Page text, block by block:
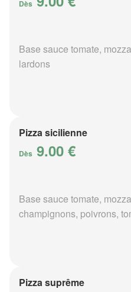
Dès
Base sauce tomate,
lardons
Pizza sicilienne
Dès 9.00 €
Base sauce tomate,
champignons, poivrons,
Pizza suprême